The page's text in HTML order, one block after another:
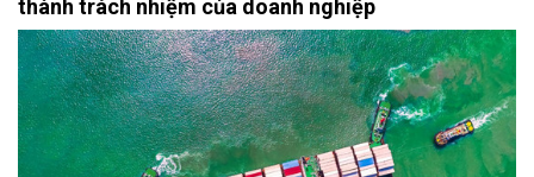
thành trách nhiệm của doanh nghiệp